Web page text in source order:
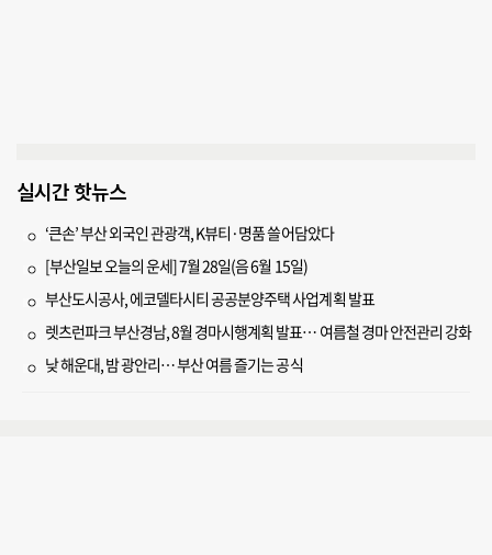
실시간 핫뉴스
‘큰손’ 부산 외국인 관광객, K뷰티·명품 쓸어담았다
[부산일보 오늘의 운세] 7월 28일(음 6월 15일)
부산도시공사, 에코델타시티 공공분양주택 사업계획 발표
렛츠런파크 부산경남, 8월 경마시행계획 발표… 여름철 경마 안전관리 강화
낮 해운대, 밤 광안리… 부산 여름 즐기는 공식